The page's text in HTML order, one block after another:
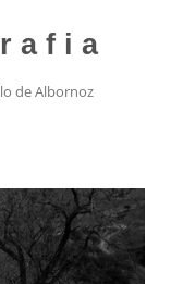
a f i a
de Albornoz